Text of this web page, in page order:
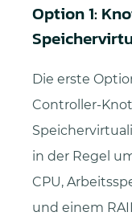
Option 1:
Die erste
Controller-
in der Regel
CPU,
und einem